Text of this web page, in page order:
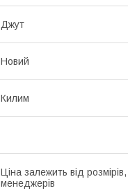
Джут
Новий
Килим
Ціна залежить від
менеджерів